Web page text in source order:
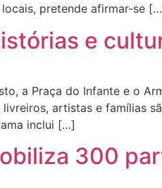
pretende afirmar-se
e
a Praça do Infante e o
artistas e famílias
inclui […]
300